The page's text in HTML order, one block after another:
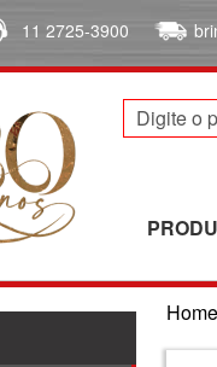
11 2725-3900
Home